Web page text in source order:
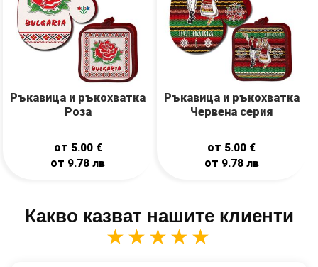
Ръкавицa и ръкохваткa
Роза
от 5.00 €
от 9.78лв
Ръкавицa и ръкохваткa
Червена серия
от 5.00 €
от 9.78 лв
Какво казват нашите клиенти
★★★★★